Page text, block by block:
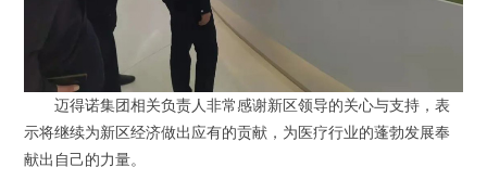
迈得诺集团相关负责人非常感谢新区领导的关心与支持，表
示将继续为新区经济做出应有的贡献，为医疗行业的蓬勃发展奉
献出自己的力量。